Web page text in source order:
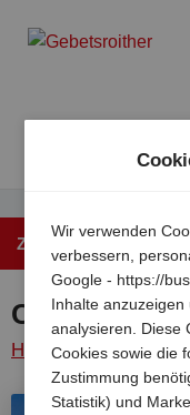
Zurück zur Übersicht
Camping
Home / Kroatien /
Wir verwenden
verbessern,
Google - https://
Inhalte
analysieren. Diese
Cookies sowie die
Zustimmung
Statistik) und